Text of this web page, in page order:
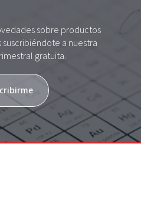
sobre productos
a nuestra
gratuita.